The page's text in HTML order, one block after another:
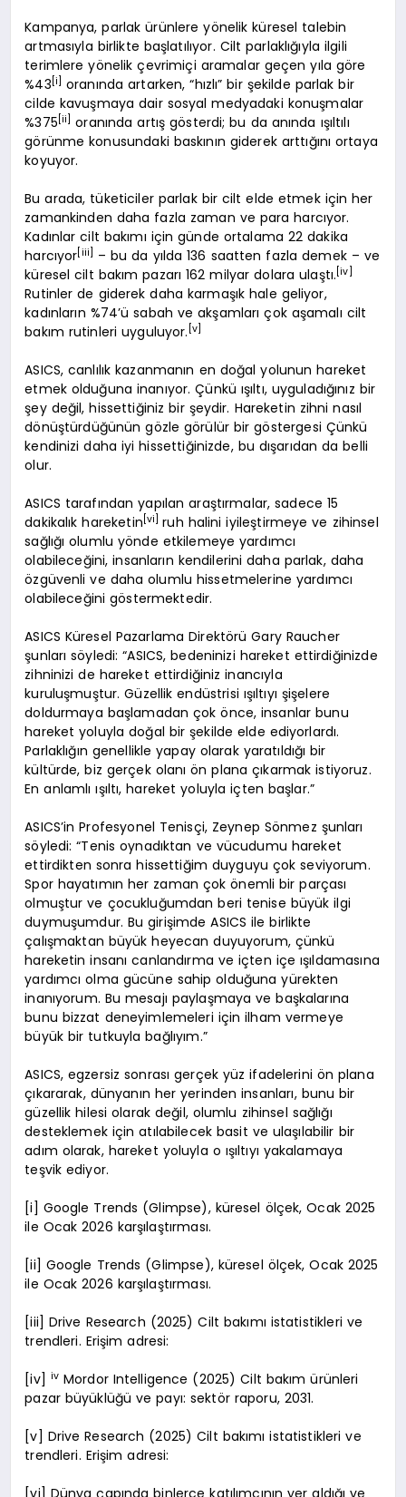
Kampanya, parlak ürünlere yönelik küresel talebin
artmasıyla birlikte başlatılıyor. Cilt parlaklığıyla ilgili
terimlere yönelik çevrimiçi aramalar geçen yıla göre
%43 [i]
oranında artarken, “hızlı” bir şekilde parlak bir
cilde kavuşmaya dair sosyal medyadaki konuşmalar
%375 [ii]
oranında artış gösterdi; bu da anında ışıltılı
görünme konusundaki baskının giderek arttığını ortaya
koyuyor.
Bu arada, tüketiciler parlak bir cilt elde etmek için her
zamankinden daha fazla zaman ve para harcıyor.
Kadınlar cilt bakımı için günde ortalama 22 dakika
harcıyor [iii]
– bu da yılda 136 saatten fazla demek – ve
küresel cilt bakım pazarı 162 milyar dolara ulaştı. [iv]
Rutinler de giderek daha karmaşık hale geliyor,
kadınların %74’ü sabah ve akşamları çok aşamalı cilt
bakım rutinleri uyguluyor. [v]
ASICS, canlılık kazanmanın en doğal yolunun hareket
etmek olduğuna inanıyor. Çünkü ışıltı, uyguladığınız bir
şey değil, hissettiğiniz bir şeydir. Hareketin zihni nasıl
dönüştürdüğünün gözle görülür bir göstergesi Çünkü
kendinizi daha iyi hissettiğinizde, bu dışarıdan da belli
olur.
ASICS tarafından yapılan araştırmalar, sadece 15
dakikalık hareketin [vi]ruh halini iyileştirmeye ve zihinsel
sağlığı olumlu yönde etkilemeye yardımcı
olabileceğini, insanların kendilerini daha parlak, daha
özgüvenli ve daha olumlu hissetmelerine yardımcı
olabileceğini göstermektedir.
ASICS Küresel Pazarlama Direktörü Gary Raucher
şunları söyledi: “ASICS, bedeninizi hareket ettirdiğinizde
zihninizi de hareket ettirdiğiniz inancıyla
kuruluşmuştur. Güzellik endüstrisi ışıltıyı şişelere
doldurmaya başlamadan çok önce, insanlar bunu
hareket yoluyla doğal bir şekilde elde ediyorlardı.
Parlaklığın genellikle yapay olarak yaratıldığı bir
kültürde, biz gerçek olanı ön plana çıkarmak istiyoruz.
En anlamlı ışıltı, hareket yoluyla içten başlar.”
ASICS’in Profesyonel Tenisçi, Zeynep Sönmez şunları
söyledi: “Tenis oynadıktan ve vücudumu hareket
ettirdikten sonra hissettiğim duyguyu çok seviyorum.
Spor hayatımın her zaman çok önemli bir parçası
olmuştur ve çocukluğumdan beri tenise büyük ilgi
duymuşumdur. Bu girişimde ASICS ile birlikte
çalışmaktan büyük heyecan duyuyorum, çünkü
hareketin insanı canlandırma ve içten içe ışıldamasına
yardımcı olma gücüne sahip olduğuna yürekten
inanıyorum. Bu mesajı paylaşmaya ve başkalarına
bunu bizzat deneyimlemeleri için ilham vermeye
büyük bir tutkuyla bağlıyım.”
ASICS, egzersiz sonrası gerçek yüz ifadelerini ön plana
çıkararak, dünyanın her yerinden insanları, bunu bir
güzellik hilesi olarak değil, olumlu zihinsel sağlığı
desteklemek için atılabilecek basit ve ulaşılabilir bir
adım olarak, hareket yoluyla o ışıltıyı yakalamaya
teşvik ediyor.
[i] Google Trends (Glimpse), küresel ölçek, Ocak 2025
ile Ocak 2026 karşılaştırması.
[ii] Google Trends (Glimpse), küresel ölçek, Ocak 2025
ile Ocak 2026 karşılaştırması.
[iii] Drive Research (2025) Cilt bakımı istatistikleri ve
trendleri. Erişim adresi:
[iv] iv Mordor Intelligence (2025) Cilt bakım ürünleri
pazar büyüklüğü ve payı: sektör raporu, 2031.
[v] Drive Research (2025) Cilt bakımı istatistikleri ve
trendleri. Erişim adresi: